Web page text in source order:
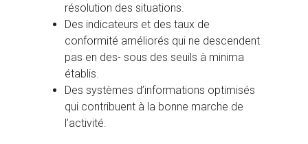
résolution des situations.
Des indicateurs et des taux de
conformité améliorés qui ne descendent
pas en des- sous des seuils à minima
établis.
Des systèmes d’informations optimisés
qui contribuent à la bonne marche de
l’activité.